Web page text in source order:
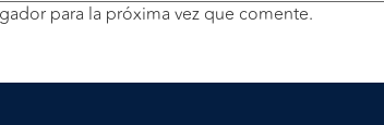
para la próxima vez que comente.